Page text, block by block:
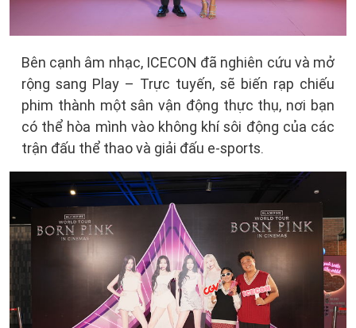
Bên cạnh âm nhạc, ICECON đã nghiên cứu và mở
rộng sang Play – Trực tuyến, sẽ biến rạp chiếu
phim thành một sân vận động thực thụ, nơi bạn
có thể hòa mình vào không khí sôi động của các
trận đấu thể thao và giải đấu e-sports.